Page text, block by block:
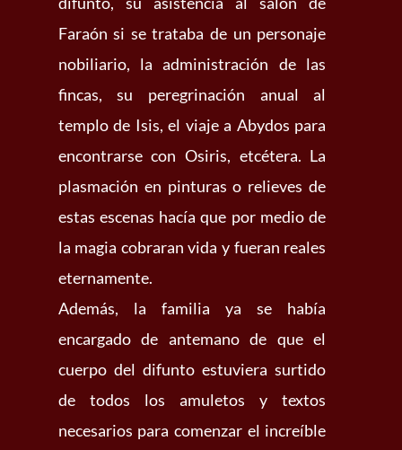
Faraón si se trataba de un personaje
nobiliario, la administración de las
fincas, su peregrinación anual al
templo de Isis, el viaje a Abydos para
encontrarse con Osiris, etcétera. La
plasmación en pinturas o relieves de
estas escenas hacía que por medio de
la magia cobraran vida y fueran reales
eternamente.
Además, la familia ya se había
encargado de antemano de que el
cuerpo del difunto estuviera surtido
de todos los amuletos y textos
necesarios para comenzar el increíble